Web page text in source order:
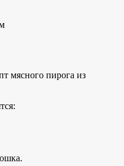
мясного пирога из